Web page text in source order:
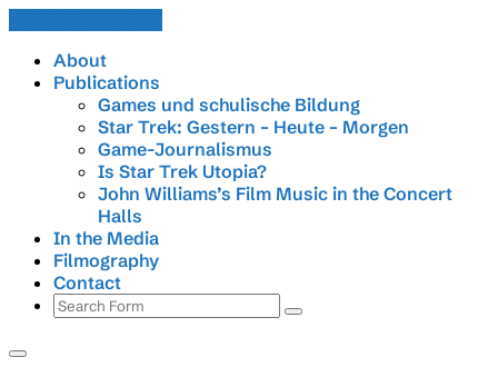
About
Publications
Games und schulische Bildung
Star Trek: Gestern – Heute – Morgen
Game-Journalismus
Is Star Trek Utopia?
John Williams’s Film Music in the Concert
Halls
In the Media
Filmography
Contact
Search